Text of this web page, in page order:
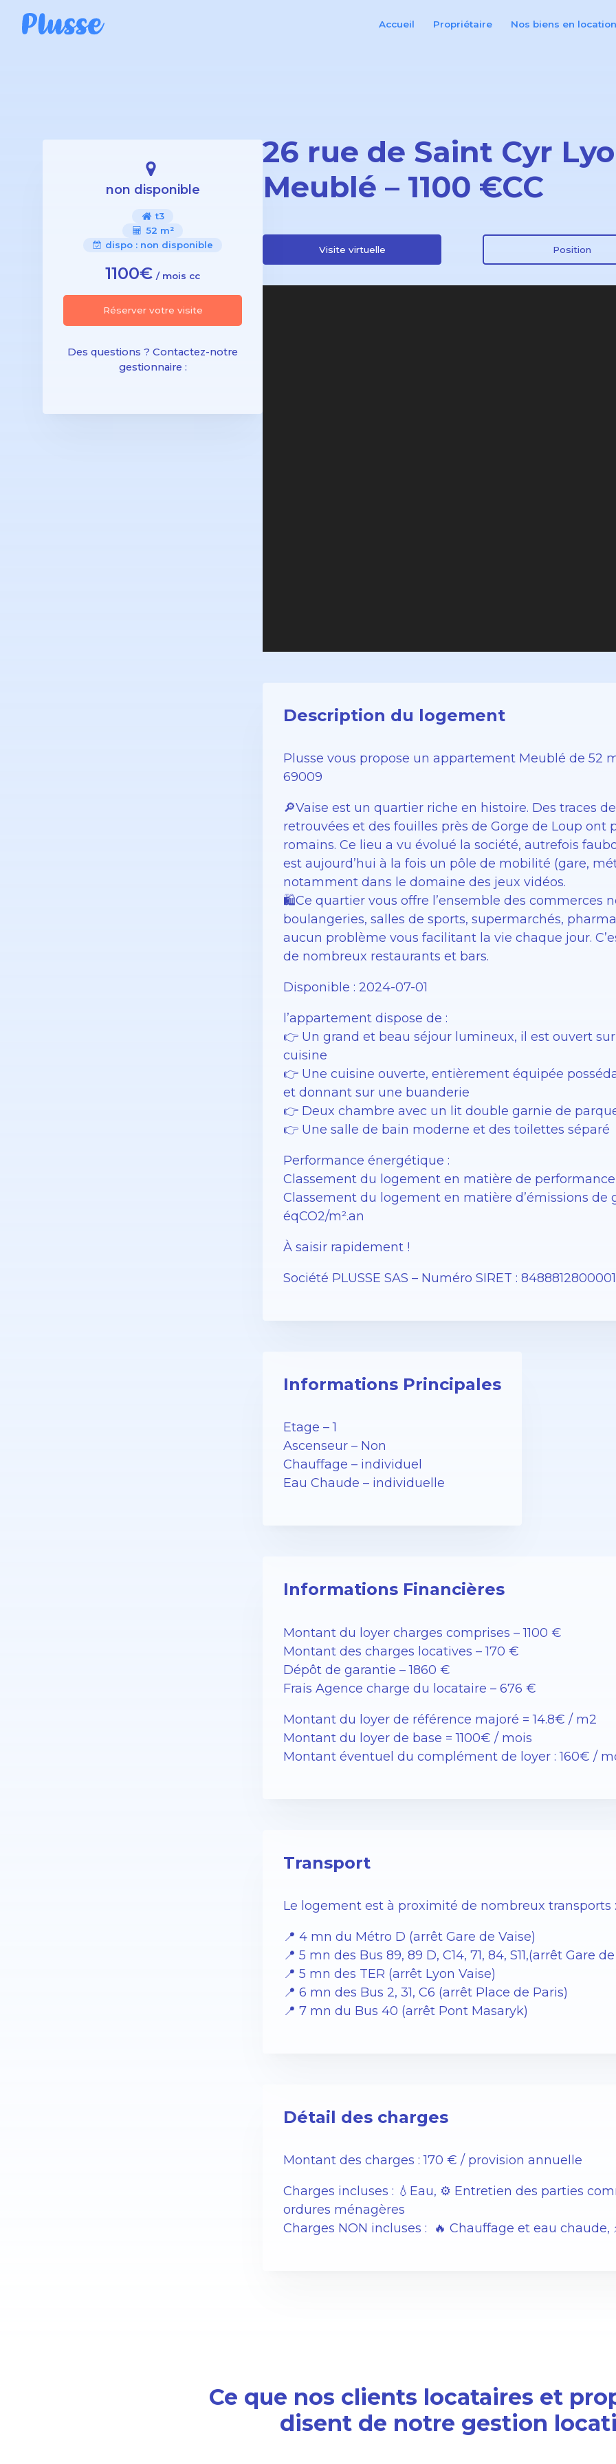
Accueil Propriétaire Nos biens en location
non disponible
t3
52 m²
dispo : non disponible
1100€ / mois cc
Réserver votre visite
Des questions ? Contactez-notre
gestionnaire :
26 rue de Saint Cyr
Meublé – 1100 €CC
Visite virtuelle Position
Description du logement
Plusse vous propose un appartement Meublé de 52
69009
🔎Vaise est un quartier riche en histoire. Des traces
retrouvées et des fouilles près de Gorge de Loup
romains. Ce lieu a vu évolué la société, autrefois
est aujourd’hui à la fois un pôle de mobilité (gare,
notamment dans le domaine des jeux vidéos.
🛍️Ce quartier vous offre l’ensemble des commerces
boulangeries, salles de sports, supermarchés,
aucun problème vous facilitant la vie chaque jour.
de nombreux restaurants et bars.
Disponible : 2024-07-01
l’appartement dispose de :
👉 Un grand et beau séjour lumineux, il est ouvert
cuisine
👉 Une cuisine ouverte, entièrement équipée
et donnant sur une buanderie
👉 Deux chambre avec un lit double garnie de
👉 Une salle de bain moderne et des toilettes séparé
Performance énergétique :
Classement du logement en matière de
Classement du logement en matière d’émissions de
éqCO2/m².an
À saisir rapidement !
Société PLUSSE SAS – ​​Numéro SIRET :
Informations Principales
Etage – 1
Ascenseur – Non
Chauffage – individuel
Eau Chaude – individuelle
Informations Financières
Montant du loyer charges comprises – 1100 €
Montant des charges locatives – 170 €
Dépôt de garantie – 1860 €
Frais Agence charge du locataire – 676 €
Montant du loyer de référence majoré = 14.8€ / m2
Montant du loyer de base = 1100€ / mois
Montant éventuel du complément de loyer : 160€ /
Transport
Le logement est à proximité de nombreux transports :
📍 4 mn du Métro D (arrêt Gare de Vaise)
📍 5 mn des Bus 89, 89 D, C14, 71, 84, S11,(arrêt Gare
📍 5 mn des TER (arrêt Lyon Vaise)
📍 6 mn des Bus 2, 31, C6 (arrêt Place de Paris)
📍 7 mn du Bus 40 (arrêt Pont Masaryk)
Détail des charges
Montant des charges : 170 € / provision annuelle
Charges incluses : 💧Eau, ⚙️ Entretien des parties
ordures ménagères
Charges NON incluses : 🔥 Chauffage et eau chaude,
Ce que nos clients locataires et
disent de notre gestion